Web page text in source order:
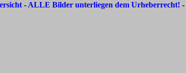
- ALLE Bilder unterliegen dem Urheberrecht! -